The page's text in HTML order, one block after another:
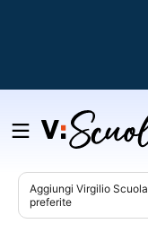
Salta
contenuto
Aggiungi Virgilio Scuola
preferite